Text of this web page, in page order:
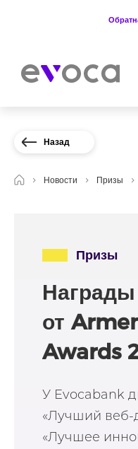
Назад
Новости Призы
Призы
от
Awards
У Evocabank
«Лучший веб-
«Лучшее